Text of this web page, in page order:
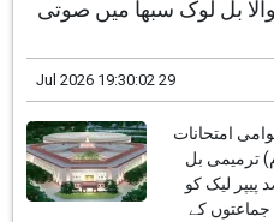
بل لوک سبھا میں صوتی
امتحانات